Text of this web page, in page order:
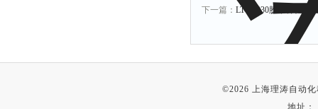
下一篇： LT-F1030胶带弹性测
©2026 上海理涛自动
地址：